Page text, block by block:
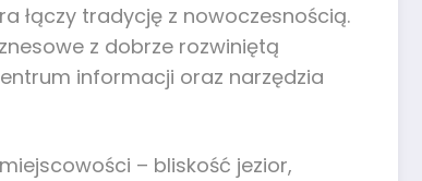
łączy tradycję z nowoczesnością.
z dobrze rozwiniętą
informacji oraz narzędzia
– bliskość jezior,